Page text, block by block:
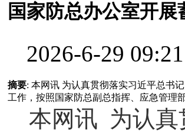
国家防总办公室开
2026-6-29 09:21
摘要: 本网讯 为认真贯彻落实习近平总书
工作，按照国家防总副总指挥、应急管理
本网讯 为认真